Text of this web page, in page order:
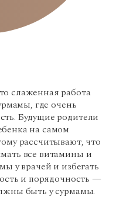
слаженная работа
где очень
Будущие родители
на самом
рассчитывают, что
все витамины и
у врачей и избегать
и порядочность —
быть у сурмамы.